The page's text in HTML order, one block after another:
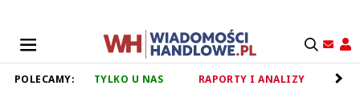
POLECAMY: TYLKO U NAS RAPORTY I ANALIZY